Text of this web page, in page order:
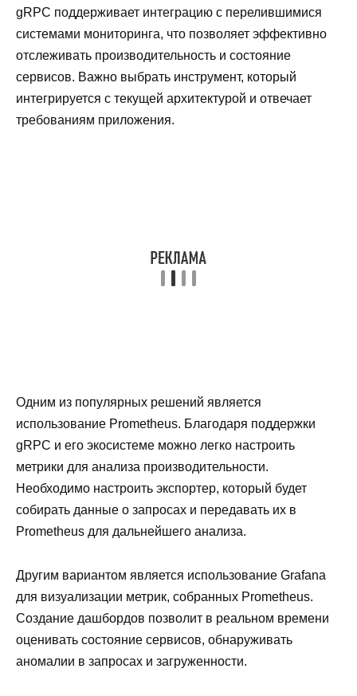
gRPC поддерживает интеграцию с перелившимися
системами мониторинга, что позволяет эффективно
отслеживать производительность и состояние
сервисов. Важно выбрать инструмент, который
интегрируется с текущей архитектурой и отвечает
требованиям приложения.
Одним из популярных решений является
использование Prometheus. Благодаря поддержки
gRPC и его экосистеме можно легко настроить
метрики для анализа производительности.
Необходимо настроить экспортер, который будет
собирать данные о запросах и передавать их в
Prometheus для дальнейшего анализа.
Другим вариантом является использование Grafana
для визуализации метрик, собранных Prometheus.
Создание дашбордов позволит в реальном времени
оценивать состояние сервисов, обнаруживать
аномалии в запросах и загруженности.